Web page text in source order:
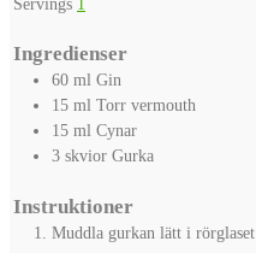
Ingredienser
60 ml Gin
15 ml Torr vermouth
15 ml Cynar
3 skvior Gurka
Instruktioner
Muddla gurkan lätt i rörglaset